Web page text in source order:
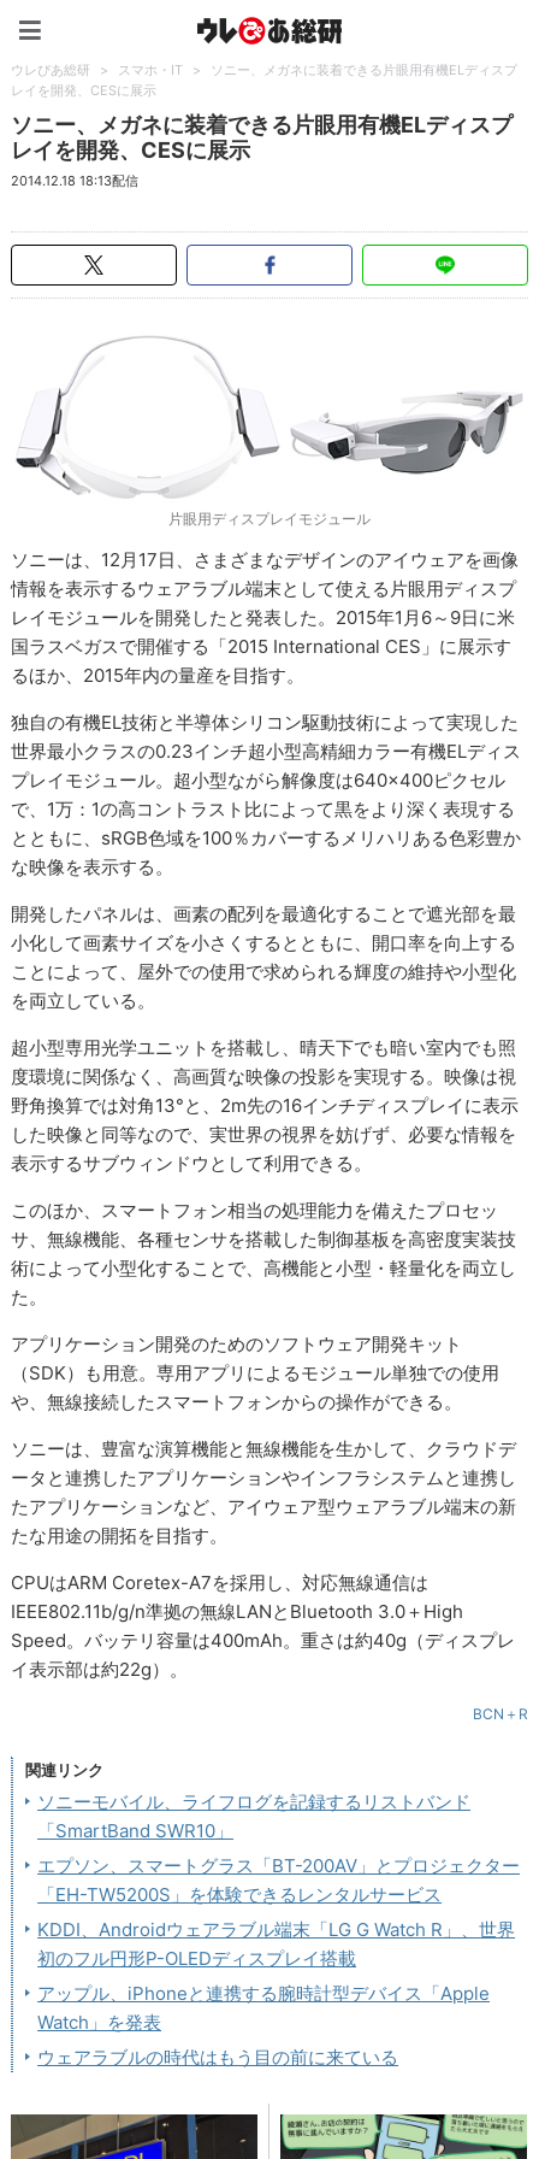
ウレぴあ総研 > スマホ・IT >
ソニー、メガネに装着できる片眼用有機ELディスプ
レイを開発、CESに展示
ソニー、メガネに装着できる片眼用有機ELディスプ
レイを開発、CESに展示
2014.12.18 18:13配信
片眼用ディスプレイモジュール
ソニーは、12月17日、さまざまなデザインのアイウェアを画像
情報を表示するウェアラブル端末として使える片眼用ディスプ
レイモジュールを開発したと発表した。2015年1月6～9日に米
国ラスベガスで開催する「2015 International CES」に展示す
るほか、2015年内の量産を目指す。
独自の有機EL技術と半導体シリコン駆動技術によって実現した
世界最小クラスの0.23インチ超小型高精細カラー有機ELディス
プレイモジュール。超小型ながら解像度は640×400ピクセル
で、1万：1の高コントラスト比によって黒をより深く表現する
とともに、sRGB色域を100％カバーするメリハリある色彩豊か
な映像を表示する。
開発したパネルは、画素の配列を最適化することで遮光部を最
小化して画素サイズを小さくするとともに、開口率を向上する
ことによって、屋外での使用で求められる輝度の維持や小型化
を両立している。
超小型専用光学ユニットを搭載し、晴天下でも暗い室内でも照
度環境に関係なく、高画質な映像の投影を実現する。映像は視
野角換算では対角13°と、2m先の16インチディスプレイに表示
した映像と同等なので、実世界の視界を妨げず、必要な情報を
表示するサブウィンドウとして利用できる。
このほか、スマートフォン相当の処理能力を備えたプロセッ
サ、無線機能、各種センサを搭載した制御基板を高密度実装技
術によって小型化することで、高機能と小型・軽量化を両立し
た。
アプリケーション開発のためのソフトウェア開発キット
（SDK）も用意。専用アプリによるモジュール単独での使用
や、無線接続したスマートフォンからの操作ができる。
ソニーは、豊富な演算機能と無線機能を生かして、クラウドデ
ータと連携したアプリケーションやインフラシステムと連携し
たアプリケーションなど、アイウェア型ウェアラブル端末の新
たな用途の開拓を目指す。
CPUはARM Coretex-A7を採用し、対応無線通信は
IEEE802.11b/g/n準拠の無線LANとBluetooth 3.0＋High
Speed。バッテリ容量は400mAh。重さは約40g（ディスプレ
イ表示部は約22g）。
BCN＋R
関連リンク
ソニーモバイル、ライフログを記録するリストバンド
「SmartBand SWR10」
エプソン、スマートグラス「BT-200AV」とプロジェクター
「EH-TW5200S」を体験できるレンタルサービス
KDDI、Androidウェアラブル端末「LG G Watch R」、世界
初のフル円形P-OLEDディスプレイ搭載
アップル、iPhoneと連携する腕時計型デバイス「Apple
Watch」を発表
ウェアラブルの時代はもう目の前に来ている